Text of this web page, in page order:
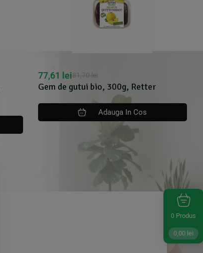
Gem de gutui bio, 300g, Retter
81,70lei
77,61 lei
Adauga In Cos
0 Produs
0,00 lei